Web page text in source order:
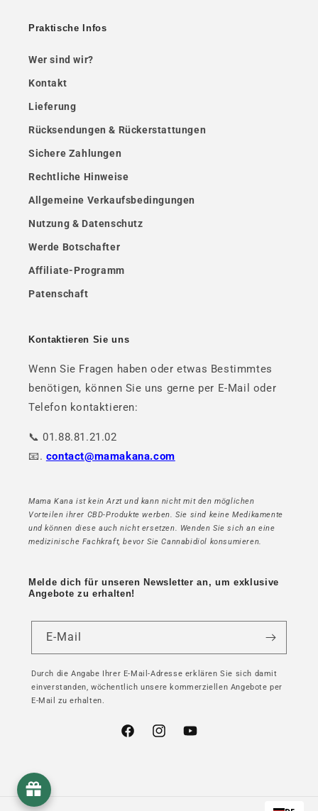
Praktische Infos
Wer sind wir?
Kontakt
Lieferung
Rücksendungen & Rückerstattungen
Sichere Zahlungen
Rechtliche Hinweise
Allgemeine Verkaufsbedingungen
Nutzung & Datenschutz
Werde Botschafter
Affiliate-Programm
Patenschaft
Kontaktieren Sie uns
Wenn Sie Fragen haben oder etwas Bestimmtes
benötigen, können Sie uns gerne per E-Mail oder
Telefon kontaktieren:
📞 01.88.81.21.02
📧. contact@mamakana.com
Mama Kana ist kein Arzt und kann nicht mit den möglichen
Vorteilen ihrer CBD-Produkte werben. Sie sind keine Medikamente
und können diese auch nicht ersetzen. Wenden Sie sich an eine
medizinische Fachkraft, bevor Sie Cannabidiol konsumieren.
Melde dich für unseren Newsletter an, um exklusive
Angebote zu erhalten!
E-Mail
Durch die Angabe Ihrer E-Mail-Adresse erklären Sie sich damit
einverstanden, wöchentlich unsere kommerziellen Angebote per
E-Mail zu erhalten.
FacebookInstagramYouTube